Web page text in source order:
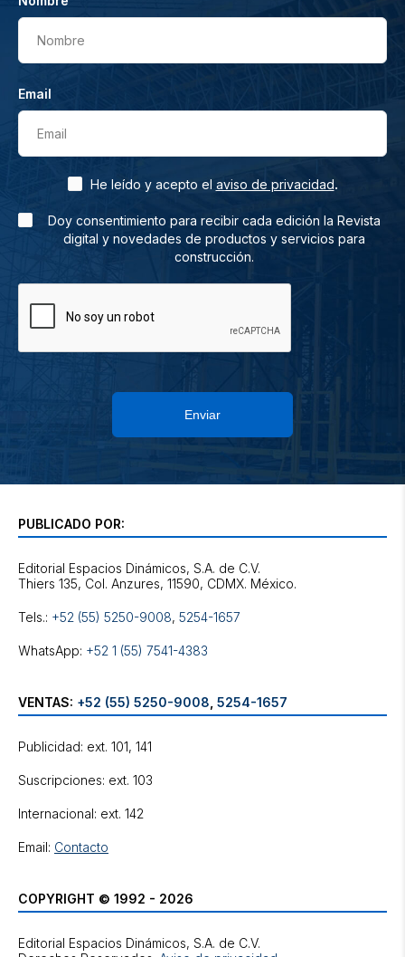
Nombre
Email
Email
He leído y acepto el aviso de privacidad.
Doy consentimiento para recibir cada edición la Revista
digital y novedades de productos y servicios para
construcción.
Enviar
PUBLICADO POR:
Editorial Espacios Dinámicos, S.A. de C.V.
Tels.: +52 (55) 5250-9008, 5254-1657
WhatsApp: +52 1 (55) 7541-4383
VENTAS: +52 (55) 5250-9008 5254-1657
Publicidad: ext. 101, 141
Suscripciones: ext. 103
Internacional: ext. 142
Email: Contacto
COPYRIGHT © 1992 - 2026
Editorial Espacios Dinámicos, S.A. de C.V.